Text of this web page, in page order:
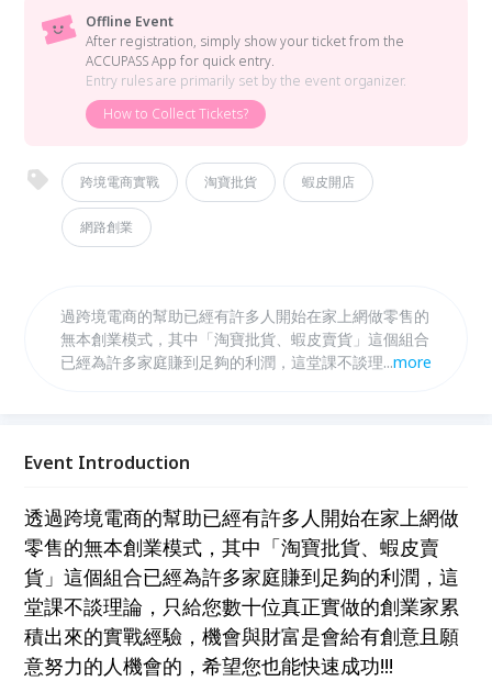
Offline Event
After registration, simply show your ticket from the
ACCUPASS App for quick entry.
Entry rules are primarily set by the event organizer.
How to Collect Tickets?
跨境電商實戰 淘寶批貨 蝦皮開店
網路創業
過跨境電商的幫助已經有許多人開始在家上網做零售的
無本創業模式，其中「淘寶批貨、蝦皮賣貨」這個組合
已經為許多家庭賺到足夠的利潤，這堂課不談理論，只
...more
Event Introduction
透過跨境電商的幫助已經有許多人開始在家上網做
零售的無本創業模式，其中「淘寶批貨、蝦皮賣
貨」這個組合已經為許多家庭賺到足夠的利潤，這
堂課不談理論，只給您數十位真正實做的創業家累
積出來的實戰經驗，機會與財富是會給有創意且願
意努力的人機會的，希望您也能快速成功!!!